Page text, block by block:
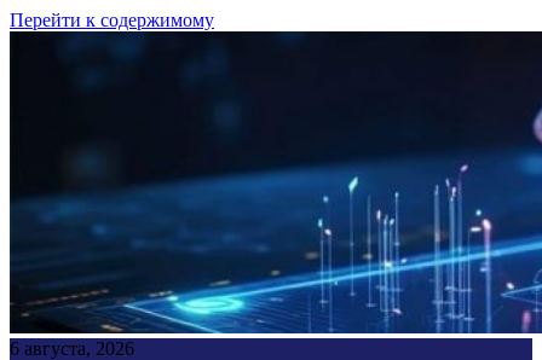
Перейти к содержимому
6 августа, 2026